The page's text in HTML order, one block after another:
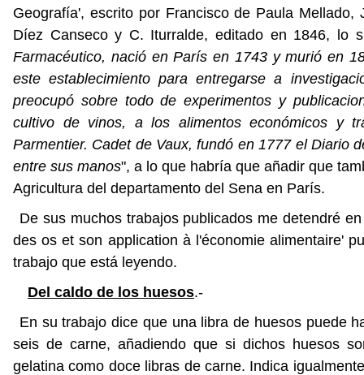
Geografía', escrito por Francisco de Paula Mellado,
Díez Canseco y C. Iturralde, editado en 1846, lo
Farmacéutico, nació en París en 1743 y murió en
este establecimiento para entregarse a
preocupó sobre todo de experimentos y
cultivo de vinos, a los alimentos económicos y
Parmentier. Cadet de Vaux, fundó en 1777 el Diario
entre sus manos", a lo que habría que añadir que
Agricultura del departamento del Sena en París.
De sus muchos trabajos publicados me detendré
des os et son application à l'économie alimentaire'
trabajo que está leyendo.
Del caldo de los huesos.-
En su trabajo dice que una libra de huesos puede
seis de carne, añadiendo que si dichos huesos
gelatina como doce libras de carne. Indica